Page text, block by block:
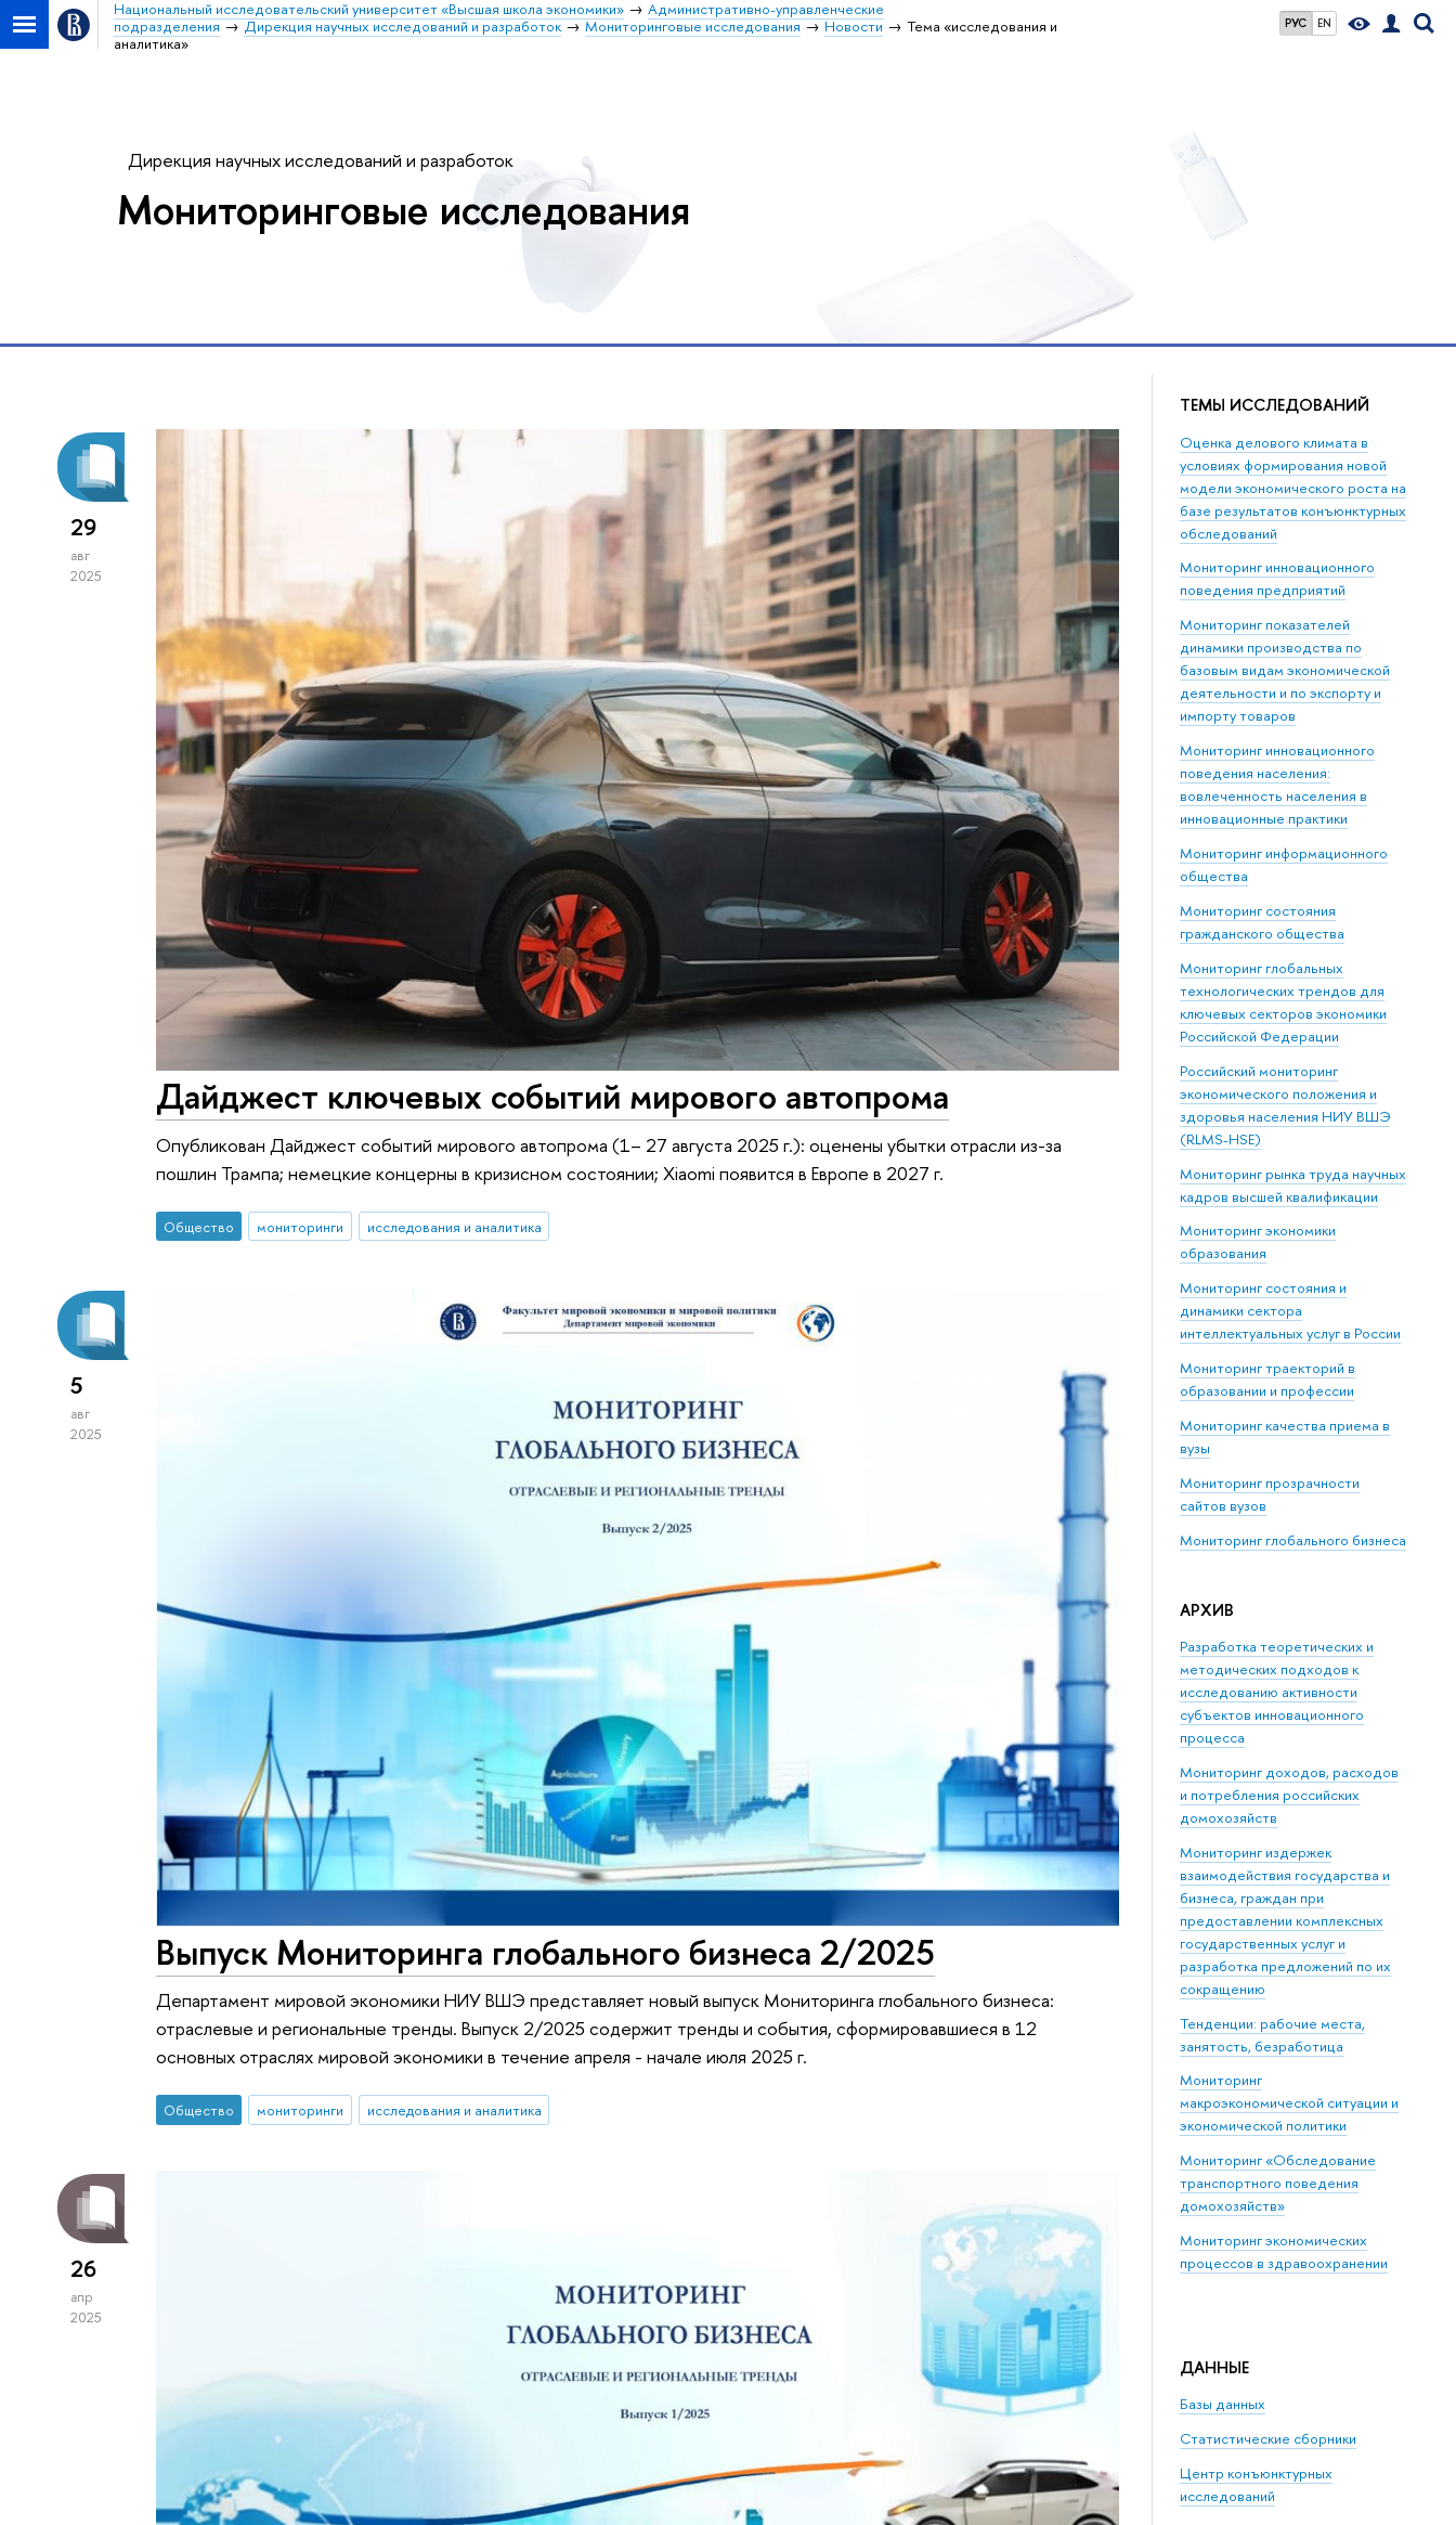
РУС EN
Национальный исследовательский университет «Высшая школа экономики»
Административно-управленческие
подразделения
Дирекция научных исследований и разработок Мониторинговые исследования Новости
Тема «исследования и
аналитика»
Дирекция научных исследований и разработок
Мониторинговые исследования
ТЕМЫ ИССЛЕДОВАНИЙ
Оценка делового климата в
условиях формирования новой
модели экономического роста на
базе результатов конъюнктурных
обследований
Мониторинг инновационного
поведения предприятий
Мониторинг показателей
динамики производства по
базовым видам экономической
деятельности и по экспорту и
импорту товаров
Мониторинг инновационного
поведения населения:
вовлеченность населения в
инновационные практики
Мониторинг информационного
общества
Мониторинг состояния
гражданского общества
Мониторинг глобальных
технологических трендов для
ключевых секторов экономики
Российской Федерации
Российский мониторинг
экономического положения и
здоровья населения НИУ ВШЭ
(RLMS-HSE)
Мониторинг рынка труда научных
кадров высшей квалификации
Мониторинг экономики
образования
Мониторинг состояния и
динамики сектора
интеллектуальных услуг в России
Мониторинг траекторий в
образовании и профессии
Мониторинг качества приема в
вузы
Мониторинг прозрачности
сайтов вузов
Мониторинг глобального бизнеса
АРХИВ
Разработка теоретических и
методических подходов к
исследованию активности
субъектов инновационного
процесса
Мониторинг доходов, расходов
и потребления российских
домохозяйств
Мониторинг издержек
взаимодействия государства и
бизнеса, граждан при
предоставлении комплексных
государственных услуг и
разработка предложений по их
сокращению
Тенденции: рабочие места,
занятость, безработица
Мониторинг
макроэкономической ситуации и
экономической политики
Мониторинг «Обследование
транспортного поведения
домохозяйств»
Мониторинг экономических
процессов в здравоохранении
ДАННЫЕ
Базы данных
Статистические сборники
Центр конъюнктурных
исследований
29
авг
2025
Дайджест ключевых событий мирового автопрома
Опубликован Дайджест событий мирового автопрома (1– 27 августа 2025 г.): оценены убытки отрасли из-за
пошлин Трампа; немецкие концерны в кризисном состоянии; Xiaomi появится в Европе в 2027 г.
Общество мониторинги исследования и аналитика
5
авг
2025
Выпуск Мониторинга глобального бизнеса 2/2025
Департамент мировой экономики НИУ ВШЭ представляет новый выпуск Мониторинга глобального бизнеса:
отраслевые и региональные тренды. Выпуск 2/2025 содержит тренды и события, сформировавшиеся в 12
основных отраслях мировой экономики в течение апреля - начале июля 2025 г.
Общество мониторинги исследования и аналитика
26
апр
2025